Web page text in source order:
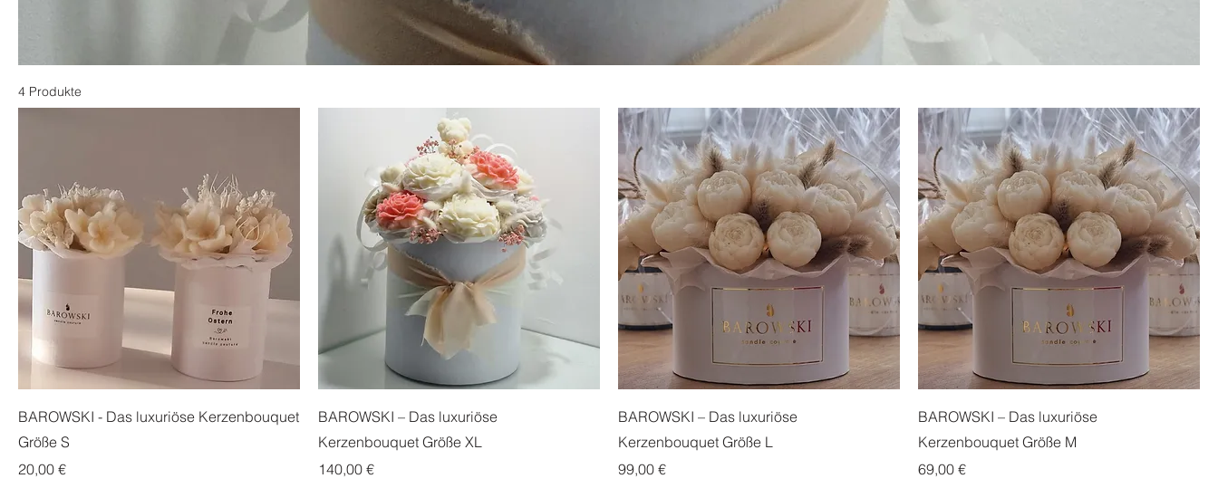
4 Produkte
BAROWSKI - Das luxuriöse Kerzenbouquet
Größe S
Preis
20,00 €
BAROWSKI – Das luxuriöse
Kerzenbouquet Größe XL
Preis
140,00 €
BAROWSKI – Das luxuriöse
Kerzenbouquet Größe L
Preis
99,00 €
BAROWSKI – Das luxuriöse
Kerzenbouquet Größe M
Preis
69,00 €